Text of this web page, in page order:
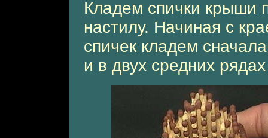
Кладем спички крыши
настилу. Начиная с
спичек кладем
и в двух средних